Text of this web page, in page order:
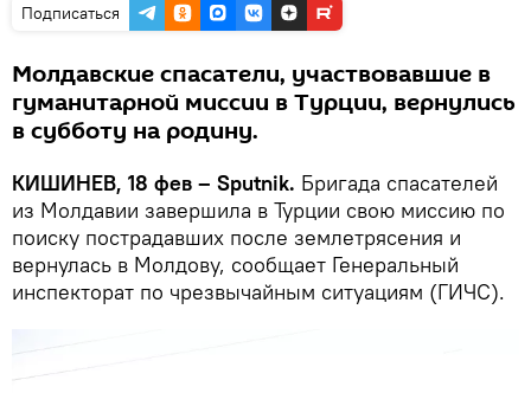
Подписаться
Молдавские спасатели, участвовавшие в
гуманитарной миссии в Турции, вернулись
в субботу на родину.
КИШИНЕВ, 18 фев – Sputnik. Бригада спасателей
из Молдавии завершила в Турции свою миссию по
поиску пострадавших после землетрясения и
вернулась в Молдову, сообщает Генеральный
инспекторат по чрезвычайным ситуациям (ГИЧС).